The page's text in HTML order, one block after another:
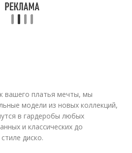
вашего платья мечты, мы
модели из новых коллекций,
в гардеробы любых
и классических до
диско.